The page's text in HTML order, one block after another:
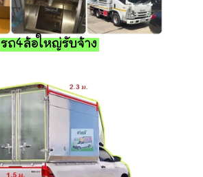
รถ4ล้อใหญ่รับจ้าง